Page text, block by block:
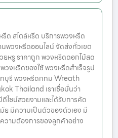
ด สไตล์หรีด บริการพวงหรีด
พวงหรีดออนไลน์ จัดส่งทั่วเขต
หรู ราคาถูก พวงหรีดดอกไม้สด
งหรีดของใช้ พวงหรีดสำเร็จรูป
บุรี พวงหรีดกทม Wreath
Thailand เราเชื่อมั่นว่า
ไซน์สวยงามและได้รับการคัด
มีความเป็นตัวของตัวเอง มี
วามต้องการของลูกค้าอย่าง